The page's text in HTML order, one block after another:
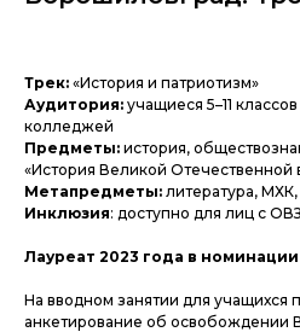
Трек: «История и патриотизм»
Аудитория: учащиеся 5–11
колледжей
Предметы: история,
«История Великой Отечественной
Метапредметы: литература,
Инклюзия: доступно для лиц с ОВЗ
Лауреат 2023 года в
На вводном занятии для учащихся
анкетирование об освобождении